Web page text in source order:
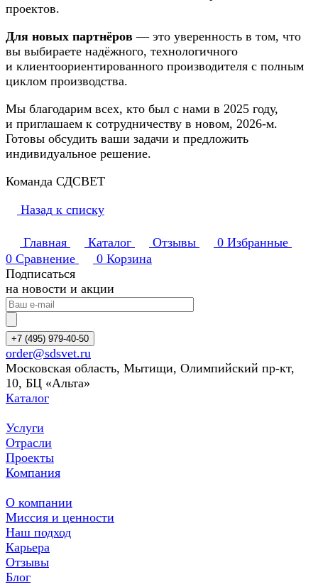
проектов.
Для новых партнёров — это уверенность в том, что
вы выбираете надёжного, технологичного
и клиентоориентированного производителя с полным
циклом производства.
Мы благодарим всех, кто был с нами в 2025 году,
и приглашаем к сотрудничеству в новом, 2026-м.
Готовы обсудить ваши задачи и предложить
индивидуальное решение.
Команда СДСВЕТ
Назад к списку
Главная Каталог Отзывы 0 Избранные
0 Сравнение 0 Корзина
Подписаться
на новости и акции
+7 (495) 979-40-50
order@sdsvet.ru
Московская область, Мытищи, Олимпийский пр-кт,
10, БЦ «Альта»
Каталог
Услуги
Отрасли
Проекты
Компания
О компании
Миссия и ценности
Наш подход
Карьера
Отзывы
Блог